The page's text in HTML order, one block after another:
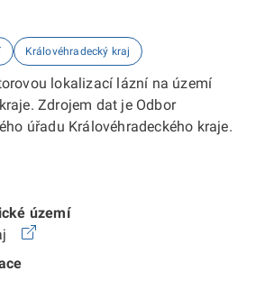
Královéhradecký kraj
lokalizací lázní na území
Zdrojem dat je Odbor
úřadu Královéhradeckého kraje.
území